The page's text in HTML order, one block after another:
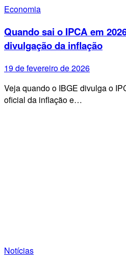
Economia
Quando sai o IPCA em
divulgação da inflação
19 de fevereiro de 2026
Veja quando o IBGE divulga o
oficial da inflação e…
Notícias